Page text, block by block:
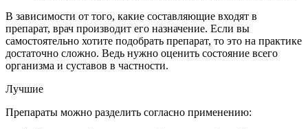
В зависимости от того, какие составляющие входят в
препарат, врач производит его назначение. Если вы
самостоятельно хотите подобрать препарат, то это на практике
достаточно сложно. Ведь нужно оценить состояние всего
организма и суставов в частности.
Лучшие
Препараты можно разделить согласно применению: